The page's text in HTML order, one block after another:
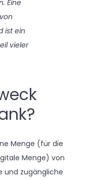
Eine
ist ein
vieler
Menge (für die
Menge) von
und zugängliche